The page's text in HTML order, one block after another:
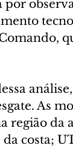
por
As
região da
da costa;